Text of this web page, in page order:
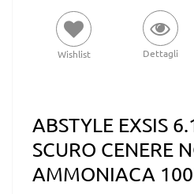
Wishlist Dettagli
ABSTYLE EXSIS
SCURO CENERE
AMMONIACA